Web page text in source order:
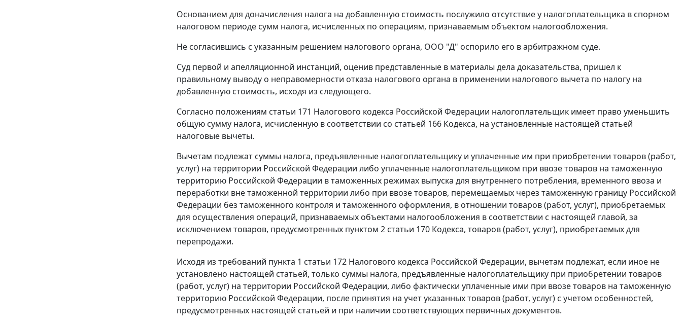
Основанием для доначисления налога на добавленную стоимость послужило отсутствие у налогоплательщика в спорном
налоговом периоде сумм налога, исчисленных по операциям, признаваемым объектом налогообложения.
Не согласившись с указанным решением налогового органа, ООО "Д" оспорило его в арбитражном суде.
Суд первой и апелляционной инстанций, оценив представленные в материалы дела доказательства, пришел к
правильному выводу о неправомерности отказа налогового органа в применении налогового вычета по налогу на
добавленную стоимость, исходя из следующего.
Согласно положениям статьи 171 Налогового кодекса Российской Федерации налогоплательщик имеет право уменьшить
общую сумму налога, исчисленную в соответствии со статьей 166 Кодекса, на установленные настоящей статьей
налоговые вычеты.
Вычетам подлежат суммы налога, предъявленные налогоплательщику и уплаченные им при приобретении товаров (работ,
услуг) на территории Российской Федерации либо уплаченные налогоплательщиком при ввозе товаров на таможенную
территорию Российской Федерации в таможенных режимах выпуска для внутреннего потребления, временного ввоза и
переработки вне таможенной территории либо при ввозе товаров, перемещаемых через таможенную границу Российской
Федерации без таможенного контроля и таможенного оформления, в отношении товаров (работ, услуг), приобретаемых
для осуществления операций, признаваемых объектами налогообложения в соответствии с настоящей главой, за
исключением товаров, предусмотренных пунктом 2 статьи 170 Кодекса, товаров (работ, услуг), приобретаемых для
перепродажи.
Исходя из требований пункта 1 статьи 172 Налогового кодекса Российской Федерации, вычетам подлежат, если иное не
установлено настоящей статьей, только суммы налога, предъявленные налогоплательщику при приобретении товаров
(работ, услуг) на территории Российской Федерации, либо фактически уплаченные ими при ввозе товаров на таможенную
территорию Российской Федерации, после принятия на учет указанных товаров (работ, услуг) с учетом особенностей,
предусмотренных настоящей статьей и при наличии соответствующих первичных документов.